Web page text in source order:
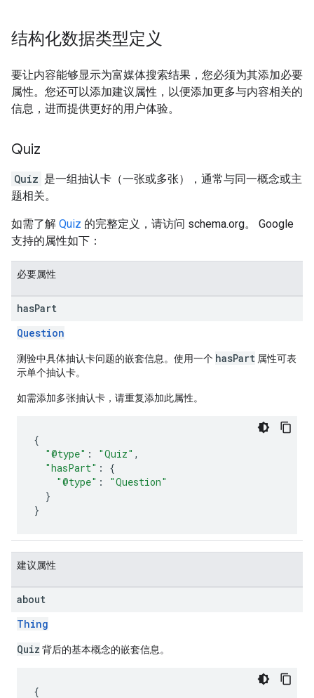
结构化数据类型定义
要让内容能够显示为富媒体搜索结果，您必须为其添加必要
属性。您还可以添加建议属性，以便添加更多与内容相关的
信息，进而提供更好的用户体验。
Quiz
Quiz 是一组抽认卡（一张或多张），通常与同一概念或主
题相关。
如需了解 Quiz 的完整定义，请访问 schema.org。 Google
支持的属性如下：
必要属性
hasPart
Question
测验中具体抽认卡问题的嵌套信息。使用一个 hasPart 属性可表
示单个抽认卡。
如需添加多张抽认卡，请重复添加此属性。
{
"@type" : "Quiz" ,
"hasPart" :
{
"@type" :
"Question"
}
}
建议属性
about
Thing
Quiz 背后的基本概念的嵌套信息。
{